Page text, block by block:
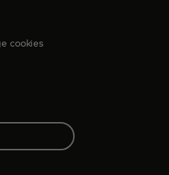
cookies